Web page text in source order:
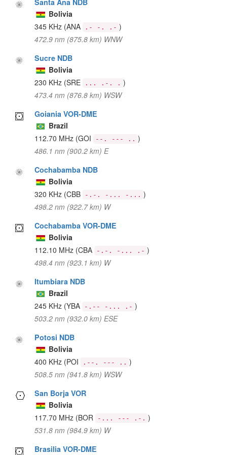
Bolivia
345 KHz (ANA .- -. .- )
472.9 nm (875.8 km) WNW
Sucre NDB
Bolivia
230 KHz (SRE ... .-. . )
473.4 nm (876.8 km) WSW
Goiania VOR-DME
Brazil
112.70 MHz (GOI --. --- .. )
486.1 nm (900.2 km) E
Cochabamba NDB
Bolivia
320 KHz (CBB -.-. -... -... )
498.2 nm (922.7 km) W
Cochabamba VOR-DME
Bolivia
112.10 MHz (CBA -.-. -... .- )
498.4 nm (923.1 km) W
Itumbiara NDB
Brazil
245 KHz (YBA -.-- -... .- )
503.2 nm (932.0 km) ESE
Potosi NDB
Bolivia
400 KHz (POI .--. --- .. )
508.5 nm (941.8 km) WSW
San Borja VOR
Bolivia
117.70 MHz (BOR -... --- .-. )
531.8 nm (984.9 km) W
Brasilia VOR-DME